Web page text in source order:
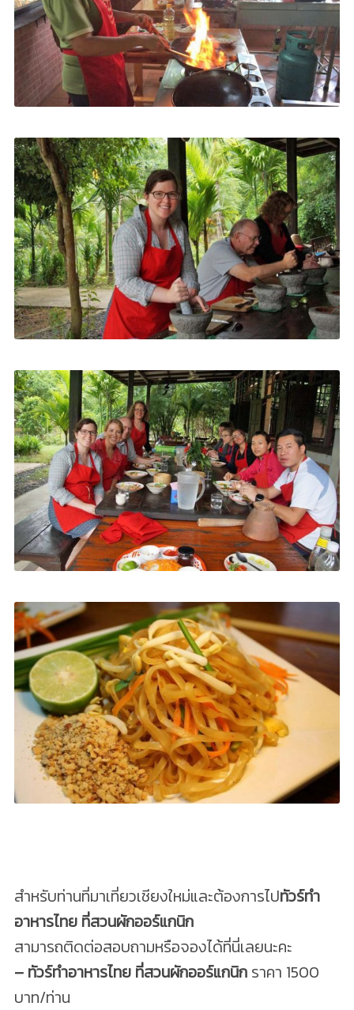
สำหรับท่านที่มาเที่ยวเชียงใหม่และต้องการไปทัวร์ทำ
อาหารไทย ที่สวนผักออร์แกนิก
สามารถติดต่อสอบถามหรือจองได้ที่นี่เลยนะคะ
– ทัวร์ทำอาหารไทย ที่สวนผักออร์แกนิกราคา 1500
บาท/ท่าน